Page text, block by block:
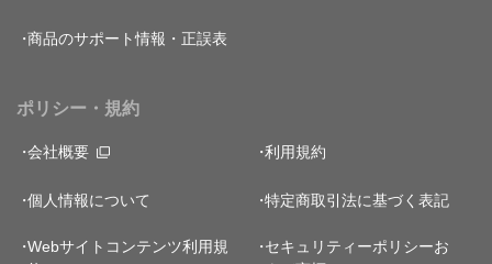
商品のサポート情報・正誤表
ポリシー・規約
会社概要 利用規約
個人情報について 特定商取引法に基づく表記
Webサイトコンテンツ利用規
セキュリティーポリシーお